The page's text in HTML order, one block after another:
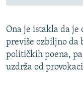
Ona je istakla da je
previše ozbiljno da
političkih poena,
uzdrža od